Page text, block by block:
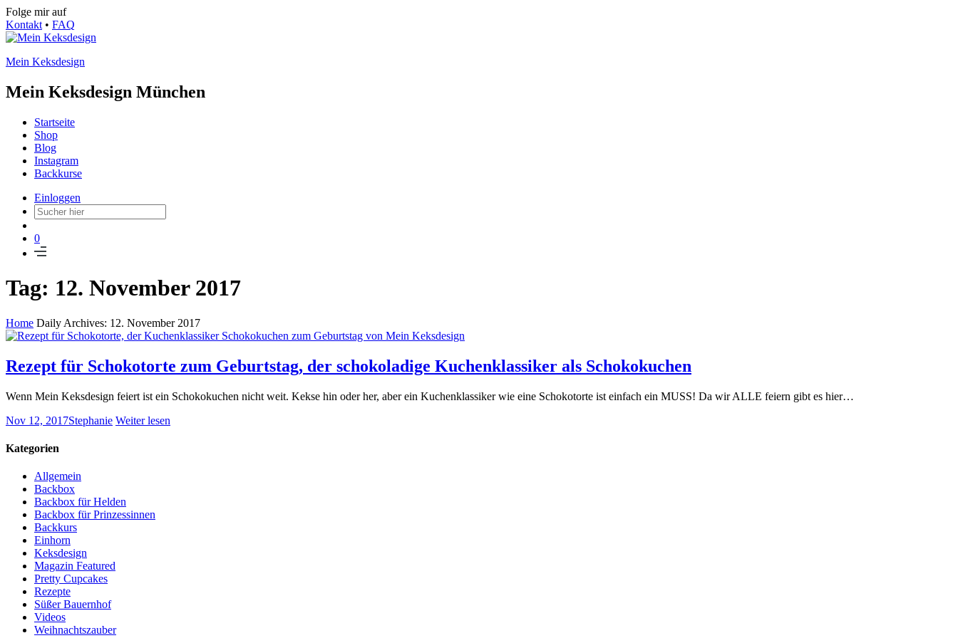
Folge mir auf
Kontakt • FAQ
Mein Keksdesign
Mein Keksdesign München
Startseite
Shop
Blog
Instagram
Backkurse
Einloggen
0
Tag: 12. November 2017
Home Daily Archives: 12. November 2017
Rezept für Schokotorte zum Geburtstag, der schokoladige Kuchenklassiker als Schokokuchen
Wenn Mein Keksdesign feiert ist ein Schokokuchen nicht weit. Kekse hin oder her, aber ein Kuchenklassiker wie eine Schokotorte ist einfach ein MUSS! Da wir ALLE feiern gibt es hier…
Nov 12, 2017Stephanie Weiter lesen
Kategorien
Allgemein
Backbox
Backbox für Helden
Backbox für Prinzessinnen
Backkurs
Einhorn
Keksdesign
Magazin Featured
Pretty Cupcakes
Rezepte
Süßer Bauernhof
Videos
Weihnachtszauber